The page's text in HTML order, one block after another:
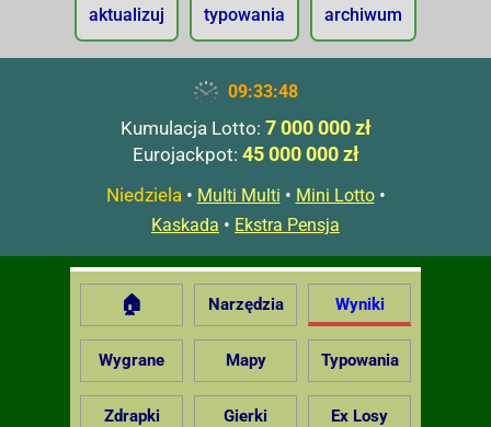
aktualizuj typowania archiwum
09:33:49
Kumulacja Lotto: 7 000 000 zł
Eurojackpot: 45 000 000 zł
Niedziela• Multi Multi • Mini Lotto•
Kaskada • Ekstra Pensja
🏠 Narzędzia Wyniki
Wygrane Mapy Typowania
Zdrapki Gierki Ex Losy